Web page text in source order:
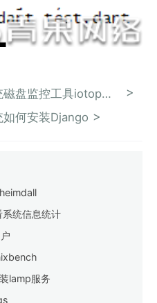
工具iotop的安装和使用
何安装Django
统信息统计
lamp服务